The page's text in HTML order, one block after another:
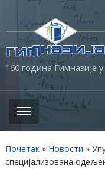
160 година Гимназије
Почетак» Новости »
специјализована